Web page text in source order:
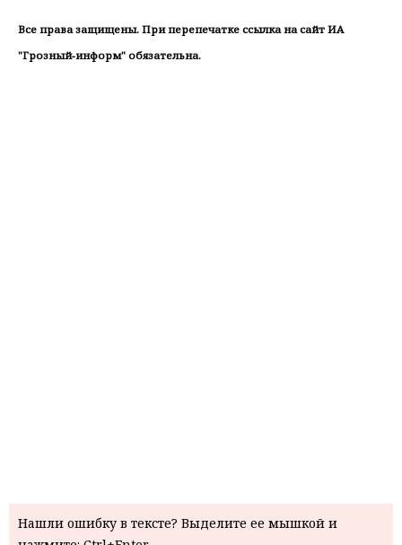
Все права защищены. При перепечатке ссылка на сайт ИА
"Грозный-информ" обязательна.
Нашли ошибку в тексте? Выделите ее мышкой и